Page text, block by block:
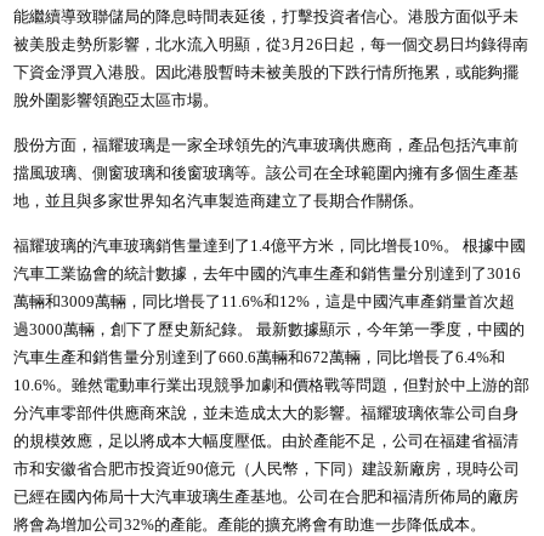
能繼續導致聯儲局的降息時間表延後，打擊投資者信心。港股方面似乎未
被美股走勢所影響，北水流入明顯，從3月26日起，每一個交易日均錄得南
下資金淨買入港股。因此港股暫時未被美股的下跌行情所拖累，或能夠擺
脫外圍影響領跑亞太區市場。
股份方面，福耀玻璃是一家全球領先的汽車玻璃供應商，產品包括汽車前
擋風玻璃、側窗玻璃和後窗玻璃等。該公司在全球範圍內擁有多個生產基
地，並且與多家世界知名汽車製造商建立了長期合作關係。
福耀玻璃的汽車玻璃銷售量達到了1.4億平方米，同比增長10%。 根據中國
汽車工業協會的統計數據，去年中國的汽車生產和銷售量分別達到了3016
萬輛和3009萬輛，同比增長了11.6%和12%，這是中國汽車產銷量首次超
過3000萬輛，創下了歷史新紀錄。 最新數據顯示，今年第一季度，中國的
汽車生產和銷售量分別達到了660.6萬輛和672萬輛，同比增長了6.4%和
10.6%。雖然電動車行業出現競爭加劇和價格戰等問題，但對於中上游的部
分汽車零部件供應商來說，並未造成太大的影響。福耀玻璃依靠公司自身
的規模效應，足以將成本大幅度壓低。由於產能不足，公司在福建省福清
市和安徽省合肥市投資近90億元（人民幣，下同）建設新廠房，現時公司
已經在國內佈局十大汽車玻璃生產基地。公司在合肥和福清所佈局的廠房
將會為增加公司32%的產能。產能的擴充將會有助進一步降低成本。